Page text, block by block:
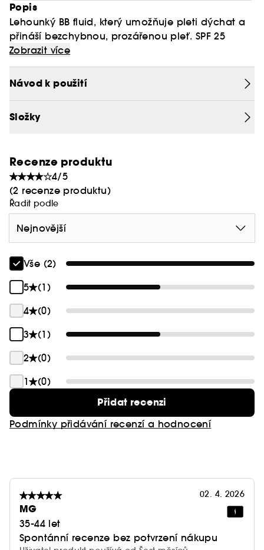
Popis
Lehounký BB fluid, který umožňuje pleti dýchat a
přináší bezchybnou, prozářenou pleť. SPF 25
Zobrazit více
Návod k použití
Složky
Recenze produktu
4/5
(2 recenze produktu)
Řadit podle
Nejnovější
Vše (2)
5
(1)
4
(0)
3
(1)
2
(0)
1
(0)
Přidat recenzi
Podmínky přidávání recenzí a hodnocení
02. 4. 2026
MG
35-44 let
Spontánní recenze bez potvrzení nákupu